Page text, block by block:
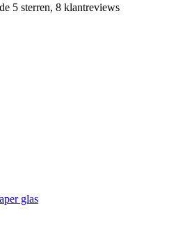
5 sterren, 8 klantreviews
glas